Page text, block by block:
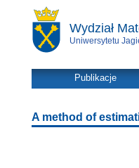
Wydział
Uniwersytetu
Publikacje
A method of